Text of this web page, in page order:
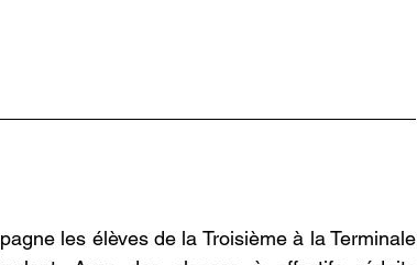
les élèves de la Troisième à la Terminale